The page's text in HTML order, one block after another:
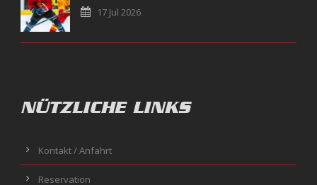
17 Jul 2026
NÜTZLICHE LINKS
Kontakt / Anfahrt
Reservation